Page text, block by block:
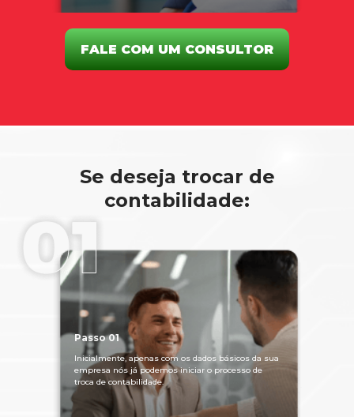
FALE COM UM CONSULTOR
Se deseja trocar de
contabilidade:
Passo 01
Inicialmente, apenas com os dados básicos da sua
empresa nós já podemos iniciar o processo de
troca de contabilidade.